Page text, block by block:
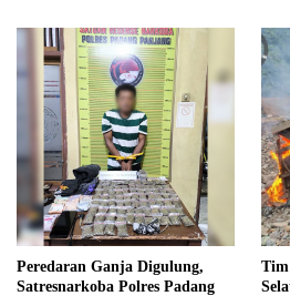
Peredaran Ganja Digulung,
Satresnarkoba Polres Padang
Tim